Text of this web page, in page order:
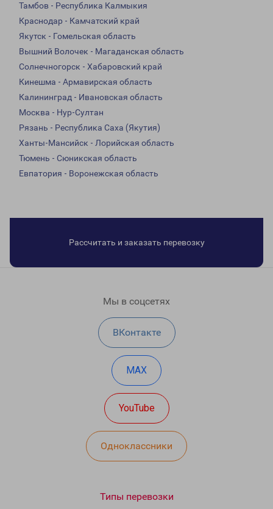
Тамбов - Республика Калмыкия
Краснодар - Камчатский край
Якутск - Гомельская область
Вышний Волочек - Магаданская область
Солнечногорск - Хабаровский край
Кинешма - Армавирская область
Калининград - Ивановская область
Москва - Нур-Султан
Рязань - Республика Саха (Якутия)
Ханты-Мансийск - Лорийская область
Тюмень - Сюникская область
Евпатория - Воронежская область
Рассчитать и заказать перевозку
Мы в соцсетях
ВКонтакте
MAX
YouTube
Одноклассники
Типы перевозки